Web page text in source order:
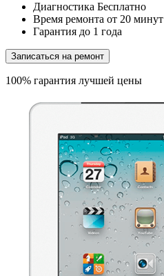
Диагностика Бесплатно
Время ремонта от 20 минут
Гарантия до 1 года
Записаться на ремонт
100% гарантия лучшей цены